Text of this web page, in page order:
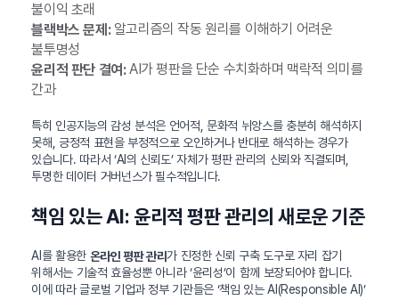
불이익 초래
블랙박스 문제:알고리즘의 작동 원리를 이해하기 어려운
불투명성
윤리적 판단 결여:AI가 평판을 단순 수치화하며 맥락적 의미를
간과
특히 인공지능의 감성 분석은 언어적, 문화적 뉘앙스를 충분히 해석하지
못해, 긍정적 표현을 부정적으로 오인하거나 반대로 해석하는 경우가
있습니다. 따라서 ‘AI의 신뢰도’ 자체가 평판 관리의 신뢰와 직결되며,
투명한 데이터 거버넌스가 필수적입니다.
책임 있는 AI: 윤리적 평판 관리의 새로운 기준
AI를 활용한 온라인 평판 관리가 진정한 신뢰 구축 도구로 자리 잡기
위해서는 기술적 효율성뿐 아니라 ‘윤리성’이 함께 보장되어야 합니다.
이에 따라 글로벌 기업과 정부 기관들은 ‘책임 있는 AI(Responsible AI)’